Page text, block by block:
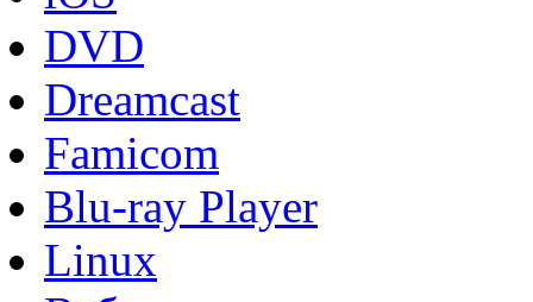
DVD
Dreamcast
Famicom
Blu-ray Player
Linux